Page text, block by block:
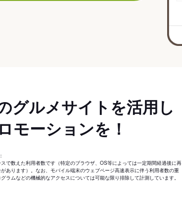
グルメサイトを活用し
モーションを！
で数えた利用者数です（特定のブラウザ、OS等によっては一定期間経過後に再
あります）。なお、モバイル端末のウェブページ高速表示に伴う利用者数の重
ラムなどの機械的なアクセスについては可能な限り排除して計測しています。